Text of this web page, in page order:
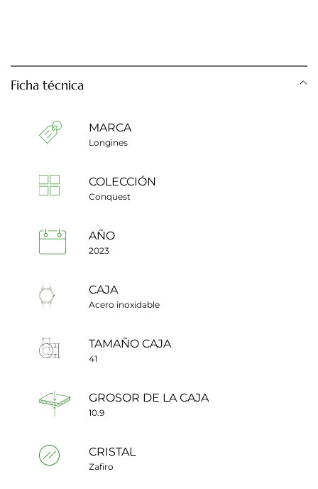
Ficha técnica
MARCA
Longines
COLECCIÓN
Conquest
AÑO
2023
CAJA
Acero inoxidable
TAMAÑO CAJA
41
GROSOR DE LA CAJA
10.9
CRISTAL
Zafiro